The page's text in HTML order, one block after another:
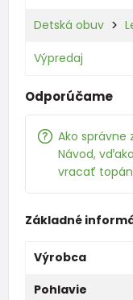
Detská obuv
Výpredaj
Odporúčame
Ako
Návod,
vracať
Základné
Výrobca
Pohlavie